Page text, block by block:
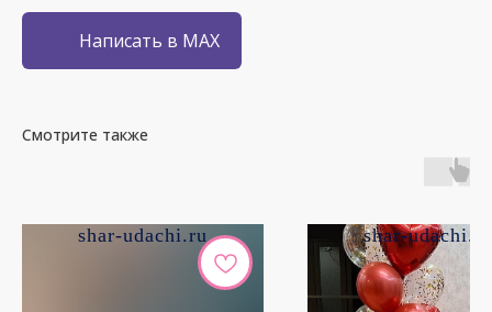
Написать в MAX
Смотрите также
shar-udachi.ru shar-udachi.ru